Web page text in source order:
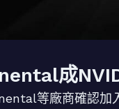
成
等廠商確認加